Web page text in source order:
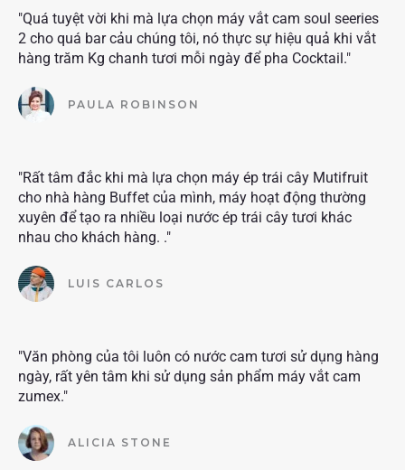
"Quá tuyệt vời khi mà lựa chọn máy vắt cam soul seeries
2 cho quá bar cảu chúng tôi, nó thực sự hiệu quả khi vắt
hàng trăm Kg chanh tươi mỗi ngày để pha Cocktail."
PAULA ROBINSON
"Rất tâm đắc khi mà lựa chọn máy ép trái cây Mutifruit
cho nhà hàng Buffet của mình, máy hoạt động thường
xuyên để tạo ra nhiều loại nước ép trái cây tươi khác
nhau cho khách hàng. ."
LUIS CARLOS
"Văn phòng của tôi luôn có nước cam tươi sử dụng hàng
ngày, rất yên tâm khi sử dụng sản phẩm máy vắt cam
zumex."
ALICIA STONE